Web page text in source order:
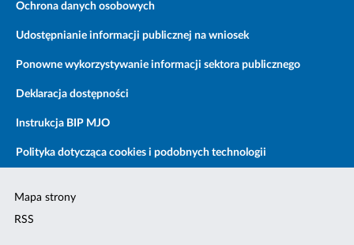
Ochrona danych osobowych
Udostępnianie informacji publicznej na wniosek
Ponowne wykorzystywanie informacji sektora publicznego
Deklaracja dostępności
Instrukcja BIP MJO
Polityka dotycząca cookies i podobnych technologii
Mapa strony
RSS